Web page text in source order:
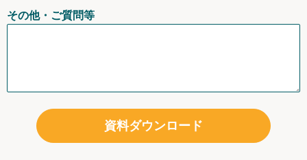
その他・ご質問等
資料ダウンロード